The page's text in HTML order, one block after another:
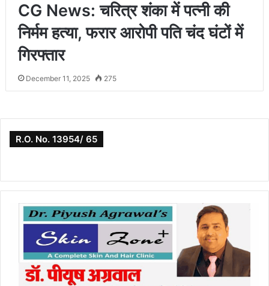
CG News: चरित्र शंका में पत्नी की
निर्मम हत्या, फरार आरोपी पति चंद घंटों में
गिरफ्तार
December 11, 2025 275
R.O. No. 13954/ 65